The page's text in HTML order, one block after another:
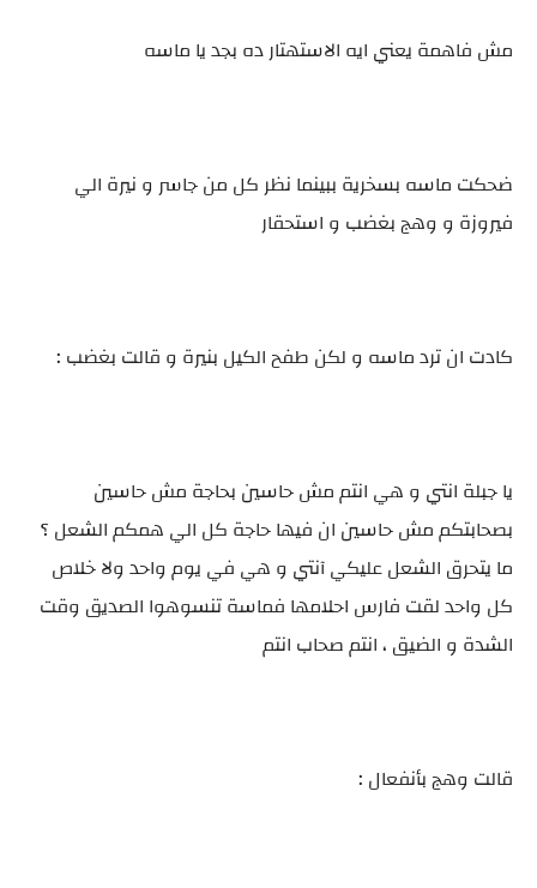
مش فاهمة يعني ايه الاستهتار ده بجد يا ماسه
ضحكت ماسه بسخرية ببينما نظر كل من جاسر و نيرة الي
فيروزة و وهج بغضب و استحقار
كادت ان ترد ماسه و لكن طفح الكيل بنيرة و قالت بغضب :
يا جبلة انتي و هي انتم مش حاسين بحاجة مش حاسين
بصحابتكم مش حاسين ان فيها حاجة كل الي همكم الشعل ؟
ما يتحرق الشعل عليكي آنتي و هي في يوم واحد ولا خلاص
كل واحد لقت فارس احلامها فماسة تنسوهوا الصديق وقت
الشدة و الضيق ، انتم صحاب انتم
قالت وهج بأنفعال :